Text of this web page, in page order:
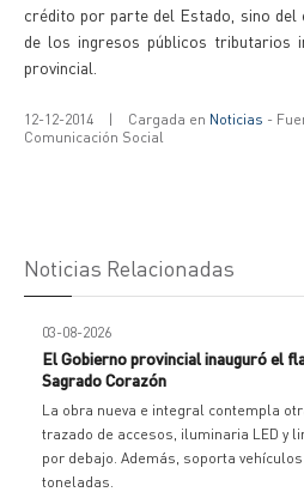
crédito por parte del Estado, sino del
de los ingresos públicos tributarios
provincial.
12-12-2014 | Cargada en Noticias -
Comunicación Social
Noticias Relacionadas
03-08-2026
El Gobierno provincial inauguró el
Sagrado Corazón
La obra nueva e integral contempla
trazado de accesos, iluminaria LED y
por debajo. Además, soporta
toneladas.